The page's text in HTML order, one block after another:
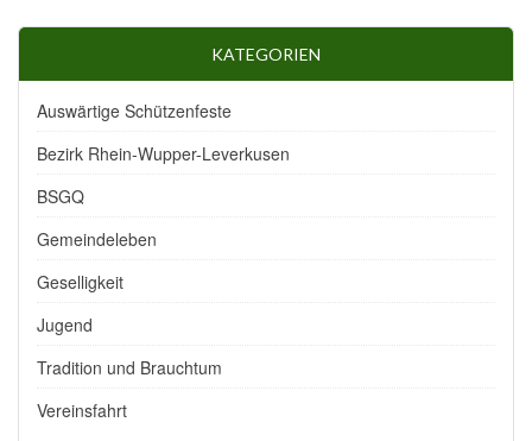
KATEGORIEN
Auswärtige Schützenfeste
Bezirk Rhein-Wupper-Leverkusen
BSGQ
Gemeindeleben
Geselligkeit
Jugend
Tradition und Brauchtum
Vereinsfahrt